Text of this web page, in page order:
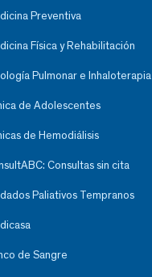
Preventiva
Física y Rehabilitación
Pulmonar e Inhaloterapia
de Adolescentes
de Hemodiálisis
Consultas sin cita
Paliativos Tempranos
de Sangre